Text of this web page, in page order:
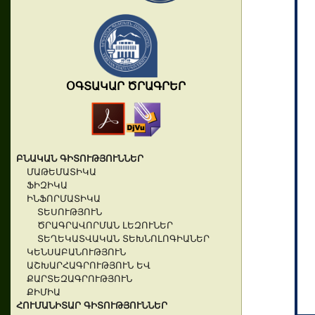
ՕԳՏԱԿԱՐ ԾՐԱԳՐԵՐ
ԲՆԱԿԱՆ ԳԻՏՈՒԹՅՈՒՆՆԵՐ
ՄԱԹԵՄԱՏԻԿԱ
ՖԻԶԻԿԱ
ԻՆՖՈՐՄԱՏԻԿԱ
ՏԵՍՈՒԹՅՈՒՆ
ԾՐԱԳՐԱՎՈՐՄԱՆ ԼԵԶՈՒՆԵՐ
ՏԵՂԵԿԱՏՎԱԿԱՆ ՏԵԽՆՈԼՈԳԻԱՆԵՐ
ԿԵՆՍԱԲԱՆՈՒԹՅՈՒՆ
ԱՇԽԱՐՀԱԳՐՈՒԹՅՈՒՆ ԵՎ
ՔԱՐՏԵԶԱԳՐՈՒԹՅՈՒՆ
ՔԻՄԻԱ
ՀՈՒՄԱՆԻՏԱՐ ԳԻՏՈՒԹՅՈՒՆՆԵՐ